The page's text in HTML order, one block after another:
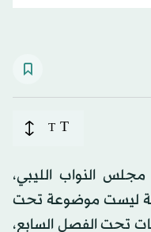
T
T
النواب الليبي،
ليست موضوعة تحت
تحت الفصل السابع،